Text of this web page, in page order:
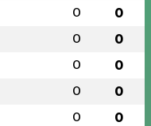
0 0
0 0
0 0
0 0
0 0